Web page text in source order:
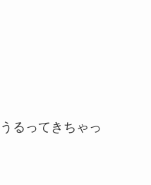
るってきちゃっ